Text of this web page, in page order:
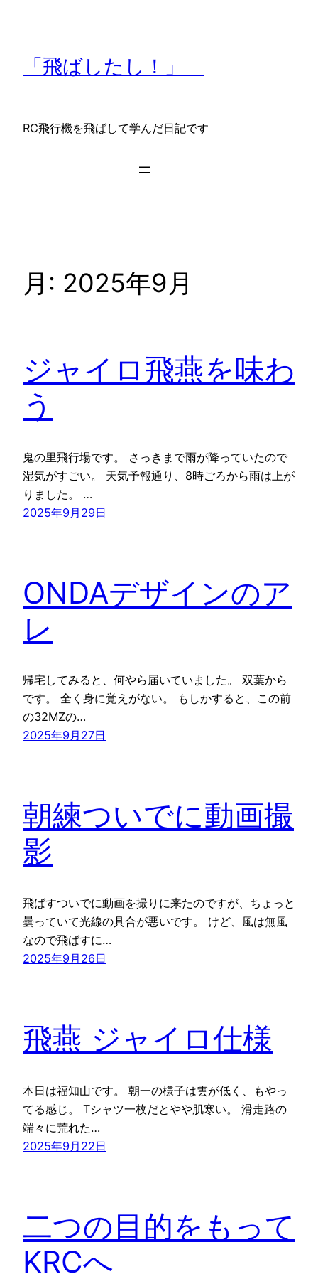
「飛ばしたし！」
RC飛行機を飛ばして学んだ日記です
月: 2025年9月
ジャイロ飛燕を味わ
う
鬼の里飛行場です。 さっきまで雨が降っていたので
湿気がすごい。 天気予報通り、8時ごろから雨は上が
りました。 …
2025年9月29日
ONDAデザインのア
レ
帰宅してみると、何やら届いていました。 双葉から
です。 全く身に覚えがない。 もしかすると、この前
の32MZの…
2025年9月27日
朝練ついでに動画撮
影
飛ばすついでに動画を撮りに来たのですが、ちょっと
曇っていて光線の具合が悪いです。 けど、風は無風
なので飛ばすに…
2025年9月26日
飛燕 ジャイロ仕様
本日は福知山です。 朝一の様子は雲が低く、もやっ
てる感じ。 Tシャツ一枚だとやや肌寒い。 滑走路の
端々に荒れた…
2025年9月22日
二つの目的をもって
KRCへ